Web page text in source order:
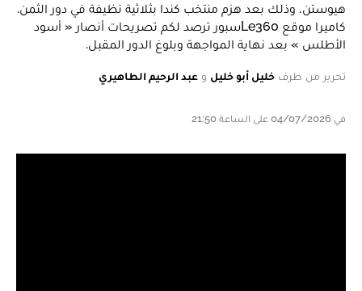
هيوستن، وذلك بعد هزم منتخب كندا بثلاثية نظيفة في دور الثمن.
كاميرا موقع Le360سبور ترصد لكم تصريحات أنصار « أسود
الأطلس » بعد نهاية المواجهة وبلوغ الدور المقبل.
تحرير من طرف خليل أبو خليل و عبد الرحيم الطاهيري
في 04/07/2026 على الساعة 21:50